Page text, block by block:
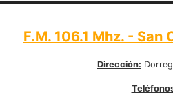
F.M. 106.1 Mhz. - San
Dirección: